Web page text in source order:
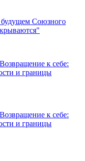
будущем Союзного
к себе:
и границы
к себе:
и границы